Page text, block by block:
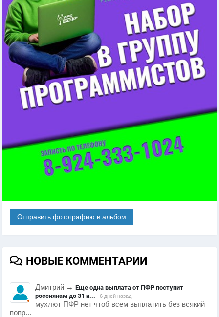
Отправить фотографию в альбом
НОВЫЕ КОММЕНТАРИИ
Дмитрий → Еще одна выплата от ПФР поступит
россиянам до 31 и...
6 дней назад
мухлют ПФР нет чтоб всем выплатить без всякий
попр...